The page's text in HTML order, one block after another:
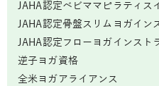
JAHA認定ベビママピラティス
JAHA認定骨盤スリムヨガイン
JAHA認定フローヨガインスト
逆子ヨガ資格
全米ヨガアライアンス